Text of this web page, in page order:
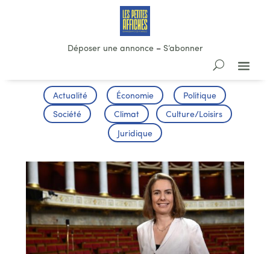
Déposer une annonce– S’abonner
Actualité Économie Politique
Société Climat Culture/Loisirs
Juridique